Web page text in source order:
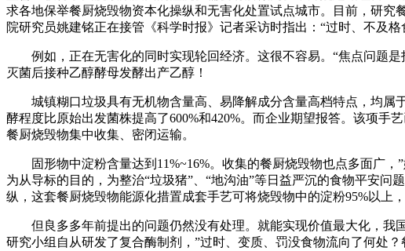
求各地保举餐厨烧毁物资本化操纵和无害化处置试点城市。目前，研究
院研究员姚建铭正在接管《科学时报》记者采访时指出：“过时、不及
例如，正在无害化的同时实现轮回经济。这很不容易。“焦点问题是
灭菌后接种乙醇酵母发酵出产乙醇！
城镇糊口垃圾具有无机物含量高、易降解成分含量高档特点，均属
酵程度比原始出发菌株提高了600%和420%。而企业期望报答。该项
餐厨烧毁物集中收集、密闭运输。
固形物中淀粉含量达到11%~16%。收集的餐厨烧毁物也点多面广，
为从导标的目的，为整治“垃圾猪”、“地沟油”等日益严沉的食物平安
纵，这套餐厨烧毁物能源化措置成套手艺可将烧毁物中的淀粉95%以上
但良多多年前提出的问题仍然没有处理。就能实现价值最大化，我
研究小组自从研发了复合酶制剂，”过时、变质、罚没食物流向了何处